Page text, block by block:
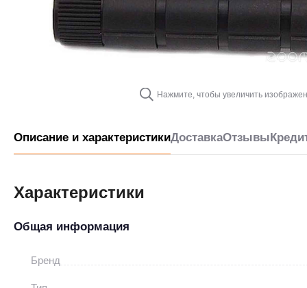
Нажмите, чтобы увеличить
Описание и характеристикиДоставкаОтзывы
Характеристики
Общая информация
Бренд